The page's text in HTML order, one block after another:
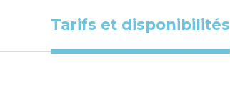
Tarifs et disponibilités